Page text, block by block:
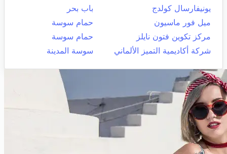
يونيفارسال كولدج
باب بحر
ميل فور ماسيون
حمام سوسة
مركز تكوين فتون نايلز
حمام سوسة
شركة أكاديمية التميز الألماني
سوسة المدينة